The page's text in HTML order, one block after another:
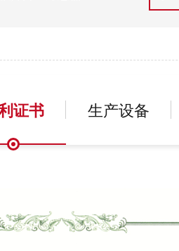
技术支持
证书 生产设备